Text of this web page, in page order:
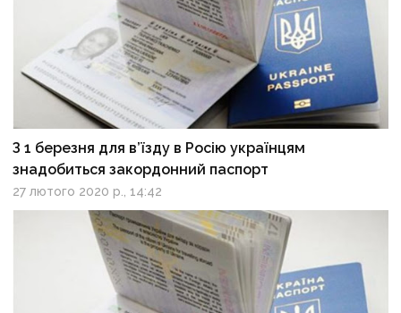
З 1 березня для в’їзду в Росію українцям
знадобиться закордонний паспорт
27 лютого 2020 р., 14:42